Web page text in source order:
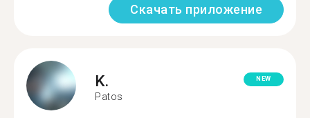
Скачать приложение
K.
Patos
NEW